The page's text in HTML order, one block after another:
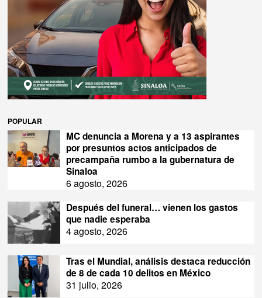
POPULAR
MC denuncia a Morena y a 13 aspirantes
por presuntos actos anticipados de
precampaña rumbo a la gubernatura de
Sinaloa
6 agosto, 2026
Después del funeral… vienen los gastos
que nadie esperaba
4 agosto, 2026
Tras el Mundial, análisis destaca reducción
de 8 de cada 10 delitos en México
31 julio, 2026